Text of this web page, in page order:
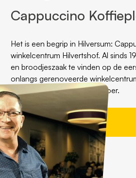
Cappuccino
Het is een begrip in Hilversum:
winkelcentrum Hilvertshof. Al sinds
en broodjeszaak te vinden op de
onlangs gerenoveerde
Gamal Ramadan er aan het roer.
Lees meer